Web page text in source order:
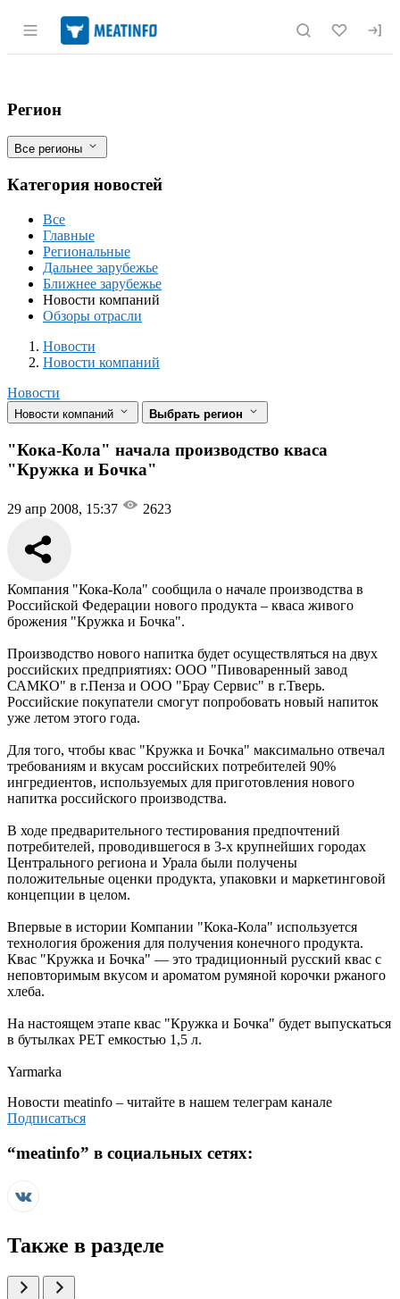
Раздел навигации по сайту
"Кока-Кола" начала производство
Фильтры
Регион
Все регионы
Категория новостей
Все
Главные
Региональные
Дальнее зарубежье
Ближнее зарубежье
Новости компаний
Обзоры отрасли
Новости
Разделы
Новости
Новости компаний
Новости
Новости компаний Выбрать регион
"Кока-Кола" начала производство кваса
"Кружка и Бочка"
29 апр 2008, 15:37 2623
Компания "Кока-Кола" сообщила о начале производства в
Российской Федерации нового продукта – кваса живого
брожения "Кружка и Бочка".
Производство нового напитка будет осуществляться на двух
российских предприятиях: ООО "Пивоваренный завод
САМКО" в г.Пенза и ООО "Брау Сервис" в г.Тверь.
Российские покупатели смогут попробовать новый напиток
уже летом этого года.
Для того, чтобы квас "Кружка и Бочка" максимально отвечал
требованиям и вкусам российских потребителей 90%
ингредиентов, используемых для приготовления нового
напитка российского производства.
В ходе предварительного тестирования предпочтений
потребителей, проводившегося в 3-х крупнейших городах
Центрального региона и Урала были получены
положительные оценки продукта, упаковки и маркетинговой
концепции в целом.
Впервые в истории Компании "Кока-Кола" используется
технология брожения для получения конечного продукта.
Квас "Кружка и Бочка" — это традиционный русский квас с
неповторимым вкусом и ароматом румяной корочки ржаного
хлеба.
На настоящем этапе квас "Кружка и Бочка" будет выпускаться
в бутылках PET емкостью 1,5 л.
Yarmarka
Новости meatinfo – читайте в нашем телеграм канале
Подписаться
“meatinfo” в социальных сетях:
Также в разделе